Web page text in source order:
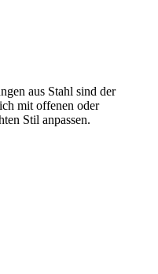
aus Stahl sind der
mit offenen oder
Stil anpassen.